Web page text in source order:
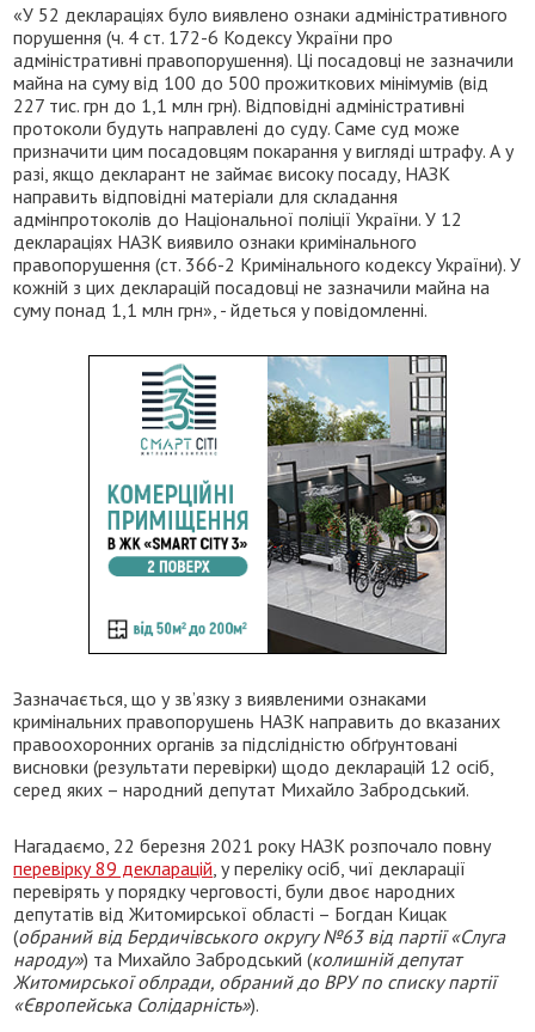
«У 52 деклараціях було виявлено ознаки адміністративного
порушення (ч. 4 ст. 172-6 Кодексу України про
адміністративні правопорушення). Ці посадовці не зазначили
майна на суму від 100 до 500 прожиткових мінімумів (від
227 тис. грн до 1,1 млн грн). Відповідні адміністративні
протоколи будуть направлені до суду. Саме суд може
призначити цим посадовцям покарання у вигляді штрафу. А у
разі, якщо декларант не займає високу посаду, НАЗК
направить відповідні матеріали для складання
адмінпротоколів до Національної поліції України. У 12
деклараціях НАЗК виявило ознаки кримінального
правопорушення (ст. 366-2 Кримінального кодексу України). У
кожній з цих декларацій посадовці не зазначили майна на
суму понад 1,1 млн грн», - йдеться у повідомленні.
Зазначається, що у зв’язку з виявленими ознаками
кримінальних правопорушень НАЗК направить до вказаних
правоохоронних органів за підслідністю обґрунтовані
висновки (результати перевірки) щодо декларацій 12 осіб,
серед яких – народний депутат Михайло Забродський.
Нагадаємо, 22 березня 2021 року НАЗК розпочало повну
перевірку 89 декларацій , у переліку осіб, чиї декларації
перевірять у порядку черговості, були двоє народних
депутатів від Житомирської області – Богдан Кицак
(обраний від Бердичівського округу №63 від партії «Слуга
народу») та Михайло Забродський (колишній депутат
Житомирської облради, обраний до ВРУ по списку партії
«Європейська Солідарність»).